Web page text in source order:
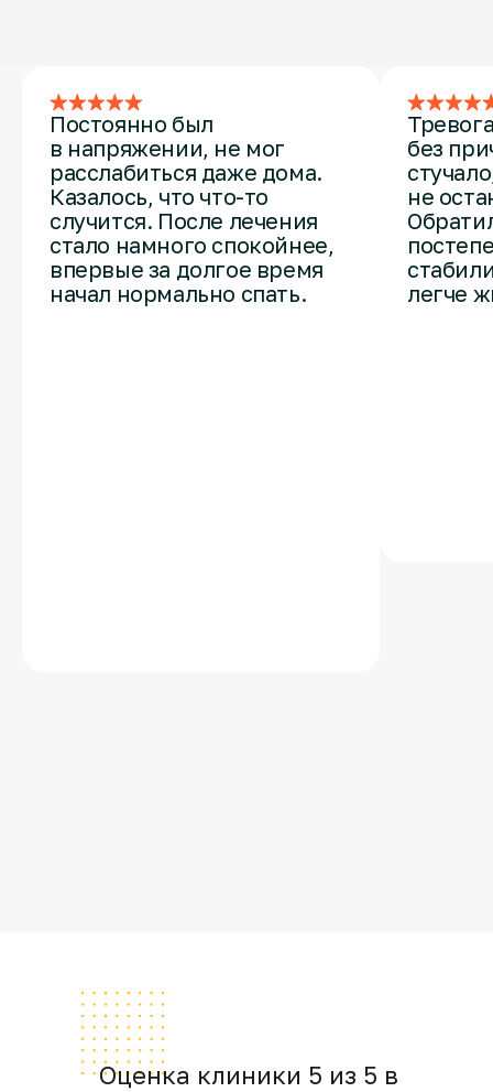
Постоянно был
в напряжении, не мог
расслабиться даже дома.
Казалось, что что-то
случится. После лечения
стало намного спокойнее,
впервые за долгое время
начал нормально спать.
без
не
легче
Оценка клиники 5 из 5 в